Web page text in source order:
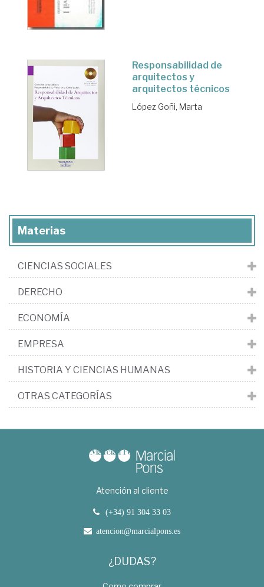
Responsabilidad de
arquitectos y
arquitectos técnicos
López Goñi, Marta
Materias
CIENCIAS SOCIALES
DERECHO
ECONOMÍA
EMPRESA
HISTORIA Y CIENCIAS HUMANAS
OTRAS CATEGORÍAS
Atención al cliente
(+34) 91 304 33 03
atencion@marcialpons.es
¿DUDAS?